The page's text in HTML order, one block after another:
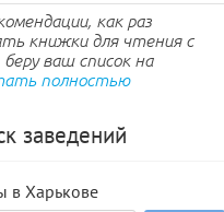
как раз
книжки для чтения с
ваш список на
полностью
заведений
в Харькове